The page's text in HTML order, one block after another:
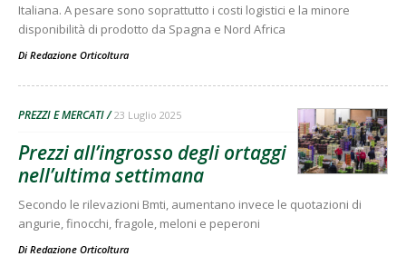
Italiana. A pesare sono soprattutto i costi logistici e la minore
disponibilità di prodotto da Spagna e Nord Africa
Di Redazione Orticoltura
PREZZI E MERCATI 23 Luglio 2025
Prezzi all’ingrosso degli ortaggi
nell’ultima settimana
Secondo le rilevazioni Bmti, aumentano invece le quotazioni di
angurie, finocchi, fragole, meloni e peperoni
Di Redazione Orticoltura